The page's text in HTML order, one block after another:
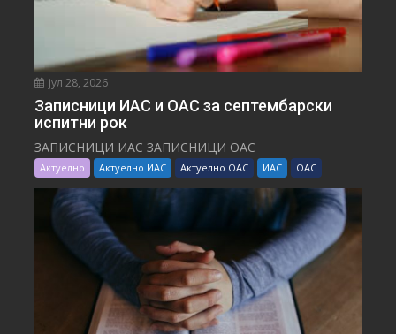
јул 28, 2026
Записници ИАС и ОАС за септембарски
испитни рок
ЗАПИСНИЦИ ИАС ЗАПИСНИЦИ ОАС
Актуелно Актуелно ИАС Актуелно ОАС ИАС ОАС